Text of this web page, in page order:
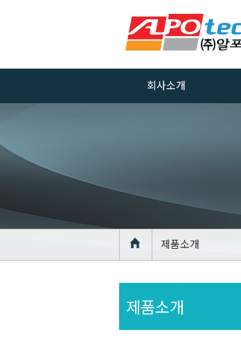
제품소개
제품소개
회사소개
장비
위치안내